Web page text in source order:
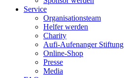
Service
Organisationsteam
Helfer werden
Charity
Aufi-Aufenanger Stiftung
Online-Shop
Presse
Media